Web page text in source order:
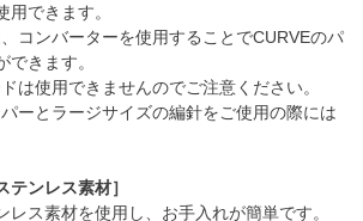
できます。
コンバーターを使用することでCURVEのパ
できます。
は使用できませんのでご注意ください。
ーとラージサイズの編針をご使用の際には
テンレス素材］
レス素材を使用し、お手入れが簡単です。